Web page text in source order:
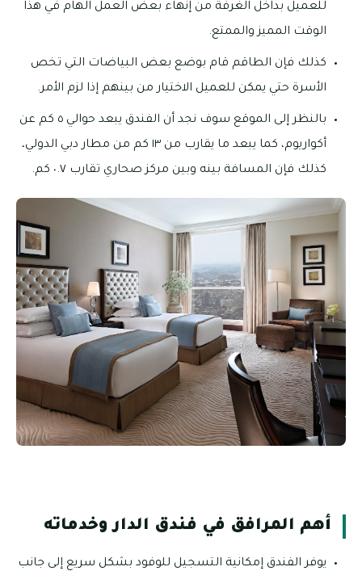
للعميل بداخل الغرفة من إنهاء بعض العمل الهام في هذا
الوقت المميز والممتع.
كذلك فإن الطاقم قام بوضع بعض البياضات التي تخص
الأسرة حتي يمكن للعميل الاختيار من بينهم إذا لزم الأمر.
بالنظر إلى الموقع سوف نجد أن الفندق يبعد حوالي ٥ كم عن
أكواريوم، كما يبعد ما يقارب من ١٣ كم من مطار دبي الدولي،
كذلك فإن المسافة بينه وبين مركز صحاري تقارب ٠.٧ كم.
أهم المرافق في فندق الدار وخدماته
يوفر الفندق إمكانية التسجيل للوفود بشكل سريع إلى جانب